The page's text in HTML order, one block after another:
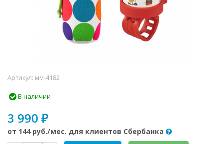
Артикул: мм-4182
В наличии
3 990 ₽
от 144 руб./мес. для клиентов Сбербанка